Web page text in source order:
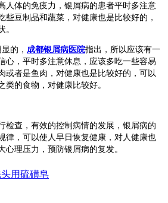
人体的免疫力，银屑病的患者平时多注意
些豆制品和蔬菜，对健康也是比较好的，
。
的， 成都银屑病医院指出，所以应该有一
心，平时多注意休息，应该多吃一些容易
或者是鱼肉，对健康也是比较好的，可以
类的食物，对健康比较好。
检查，有效的控制病情的发展，银屑病的
律，可以使人早日恢复健康，对人健康也
心理压力，预防银屑病的复发。
用硫磺皂